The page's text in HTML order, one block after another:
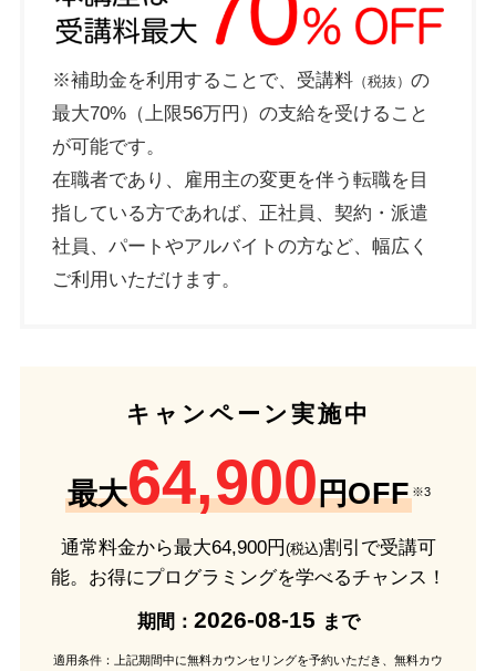
※補助金を利用することで、受講料 （税抜）の
最大70%（上限56万円）の支給を受けること
が可能です。
在職者であり、雇用主の変更を伴う転職を目
指している方であれば、正社員、契約・派遣
社員、パートやアルバイトの方など、幅広く
ご利用いただけます。
キャンペーン実施中
最大64,900円OFF ※3
通常料金から最大64,900円 (税込)割引で受講可
能。 お得にプログラミングを学べるチャンス！
期間： 2026-08-15 まで
適用条件：上記期間中に無料カウンセリングを予約いただき、無料カウ